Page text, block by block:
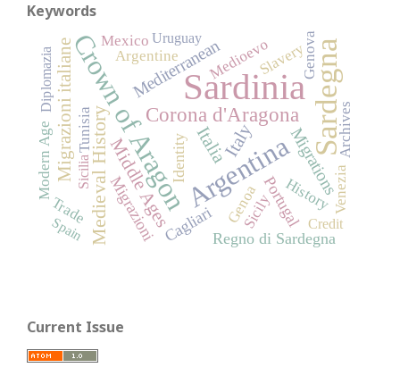
Keywords
SardiniaSardegna
Argentina
Crown of AragonCorona d'Aragona
Medieval History Italy
Italia
Middle Ages
Migrazioni italiane Mediterranean
Migrations
Migrazioni
Identity
CagliariRegno di Sardegna
Portugal
Argentine
Tunisia
Trade
Medioevo
Genoa
Genova
History
Mexico Slavery
Archives
Modern Age
Sicily Venezia
Uruguay
Spain
Sicilia
Credit
Diplomazia
Current Issue